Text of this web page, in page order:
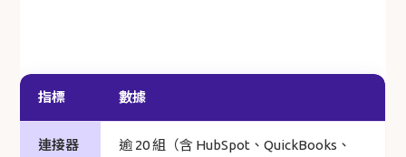
指標 數據
連接器
逾 20 組（含 HubSpot、QuickBooks、